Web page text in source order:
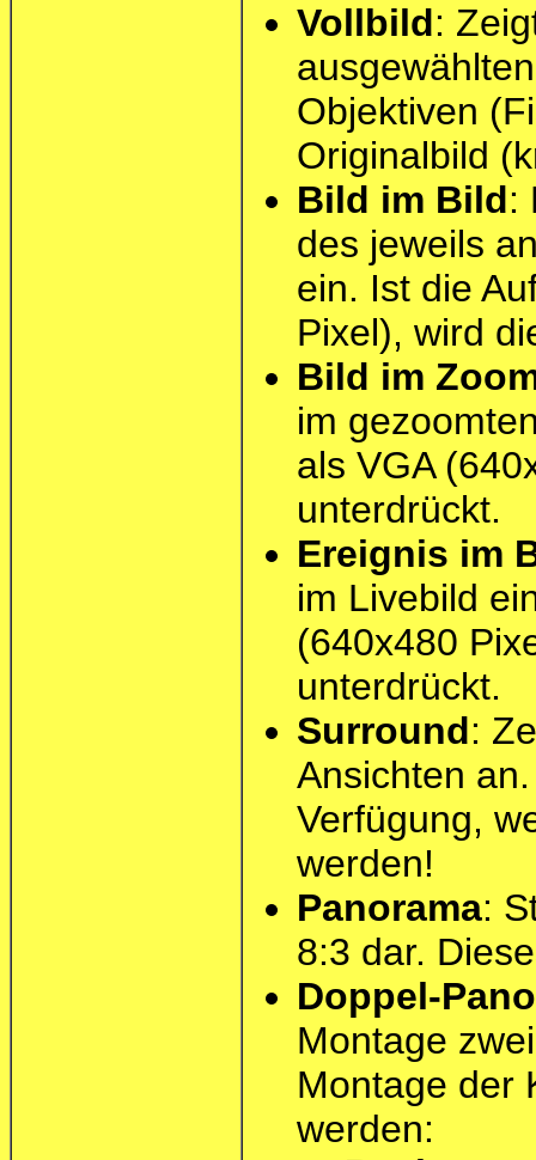
Vollbild:
Objektiven
Originalbild
Bild im Bild:
des jeweils
ein. Ist die
Pixel), wird
Bild im
im
als VGA
unterdrückt.
Ereignis im
im Livebild
(640x480
unterdrückt.
Surround:
Ansichten
Verfügung,
werden!
Panorama:
8:3 dar.
Doppel-
Montage
Montage der
werden: